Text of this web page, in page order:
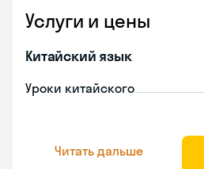
Услуги и цены
Китайский язык
Уроки китайского
Читать дальше